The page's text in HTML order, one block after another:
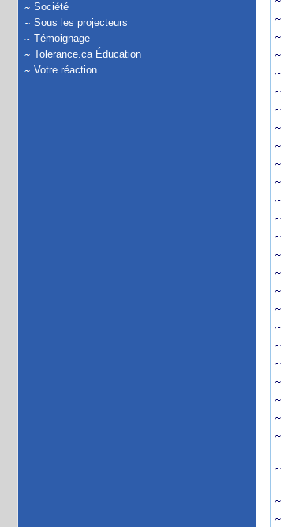
Société
Sous les projecteurs
Témoignage
Tolerance.ca Éducation
Votre réaction